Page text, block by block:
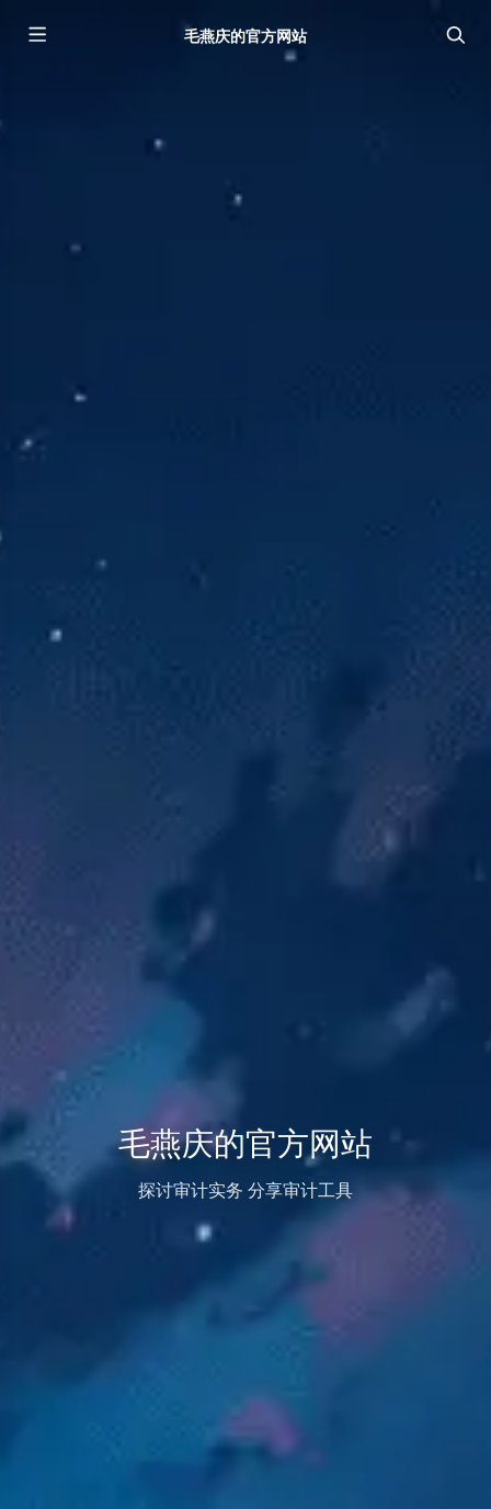
毛燕庆的官方网站
毛燕庆的官方网站
探讨审计实务 分享审计工具